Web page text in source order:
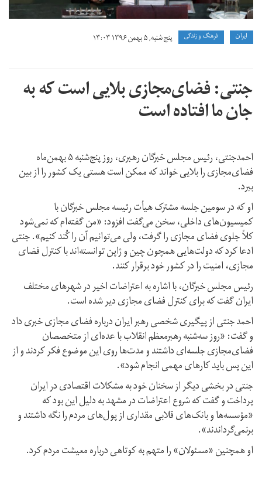
ايران فرهنگ و زندگی پنج شنبه, ۵ بهمن ۱۳۹۶ ۱۳:۰۳
جنتی: فضای‌مجازی بلایی است که به
جان ما افتاده است
احمد‌جنتی، رئیس مجلس خبرگان رهبری، روز پنج‌شنبه ۵ بهمن‌ماه
فضای‌مجازی را بلایی خواند که ممکن است هستی یک کشور را از بین
ببرد.
او که در سومین جلسه مشترک هیأت رئیسه مجلس خبرگان با
کمیسیون‌های داخلی، سخن می‌گفت افزود: «من گفته‌ام که نمی‌شود
کلاً جلوی فضای مجازی را گرفت، ولی می‌توانیم آن را کُند کنیم». جنتی
ادعا کرد که دولت‌هایی همچون چین و ژاپن توانسته‌اند با کنترل فضای
مجازی، امنیت را در کشور خود برقرار کنند.
رئیس مجلس خبرگان، با اشاره به اعتراضات اخیر در شهرهای مختلف
ایران گفت که برای کنترل فضای مجازی دیر شده است.
احمد جنتی از پیگیری شخصی رهبر ایران درباره فضای مجازی خبری داد
و گفت: «روز سه‌شنبه رهبر‌معظم انقلاب با عده‌ای از متخصصان
فضای‌مجازی جلسه‌ای داشتند و مدت‌ها روی این موضوع فکر کردند و از
این پس باید کارهای مهمی انجام شود».
جنتی در بخشی دیگر از سخنان خود به مشکلات اقتصادی در ایران
پرداخت و گفت که شروع اعتراضات در مشهد به دلیل این بود که
«مؤسسه‌ها و بانک‌های قلابی مقداری از پول‌های مردم را نگه داشتند و
برنمی‌گرداندند».
او همچنین «مسئولان» را متهم به کوتاهی درباره معیشت مردم کرد.